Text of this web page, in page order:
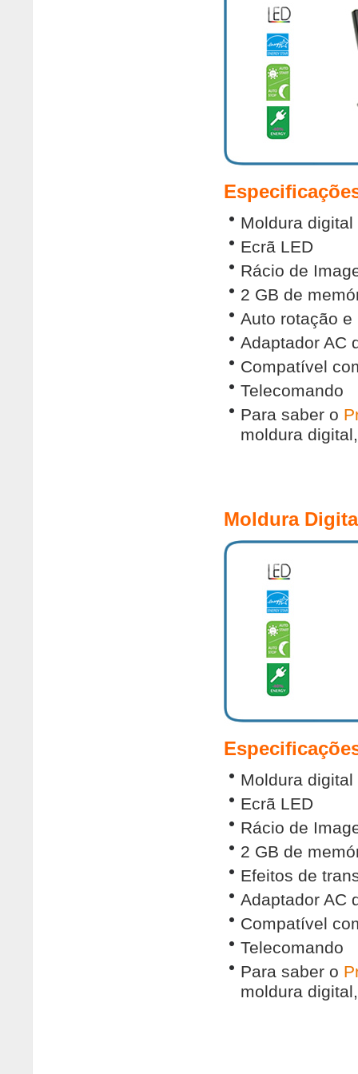
Moldura digital
Ecrã LED
Rácio de
2 GB de
Auto rotação
Adaptador AC
Compatível
Telecomando
Para saber o
moldura
Moldura
Moldura digital
Ecrã LED
Rácio de
2 GB de
Efeitos de
Adaptador AC
Compatível
Telecomando
Para saber o
moldura